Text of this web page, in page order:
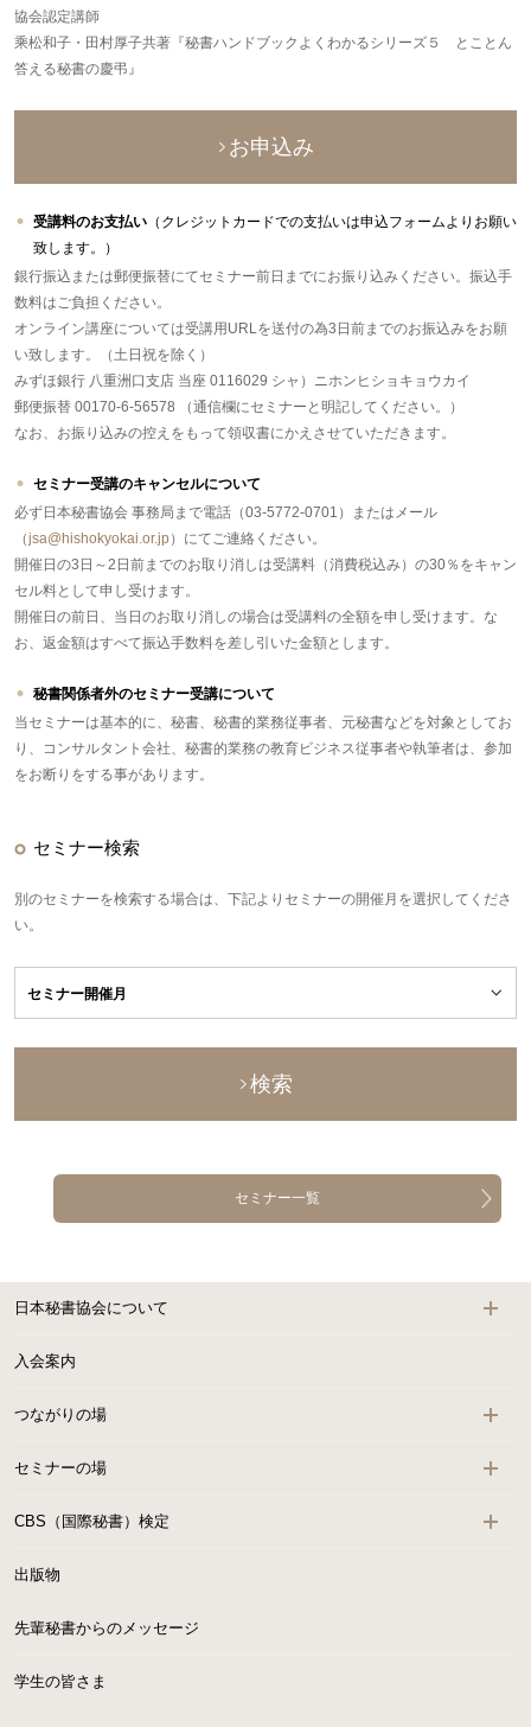
協会認定講師
乘松和子・田村厚子共著『秘書ハンドブックよくわかるシリーズ５ とことん
答える秘書の慶弔』
お申込み
受講料のお支払い （クレジットカードでの支払いは申込フォームよりお願い
致します。）
銀行振込または郵便振替にてセミナー前日までにお振り込みください。振込手
数料はご負担ください。
オンライン講座については受講用URLを送付の為3日前までのお振込みをお願
い致します。（土日祝を除く）
みずほ銀行 八重洲口支店 当座 0116029 シャ）ニホンヒショキョウカイ
郵便振替 00170-6-56578 （通信欄にセミナーと明記してください。）
なお、お振り込みの控えをもって領収書にかえさせていただきます。
セミナー受講のキャンセルについて
必ず日本秘書協会 事務局まで電話（03-5772-0701）またはメール
（jsa@hishokyokai.or.jp）にてご連絡ください。
開催日の3日～2日前までのお取り消しは受講料（消費税込み）の30％をキャン
セル料として申し受けます。
開催日の前日、当日のお取り消しの場合は受講料の全額を申し受けます。な
お、返金額はすべて振込手数料を差し引いた金額とします。
秘書関係者外のセミナー受講について
当セミナーは基本的に、秘書、秘書的業務従事者、元秘書などを対象としてお
り、コンサルタント会社、秘書的業務の教育ビジネス従事者や執筆者は、参加
をお断りをする事があります。
セミナー検索
別のセミナーを検索する場合は、下記よりセミナーの開催月を選択してくださ
い。
検索
セミナー一覧
日本秘書協会について
入会案内
つながりの場
セミナーの場
CBS（国際秘書）検定
出版物
先輩秘書からのメッセージ
学生の皆さま